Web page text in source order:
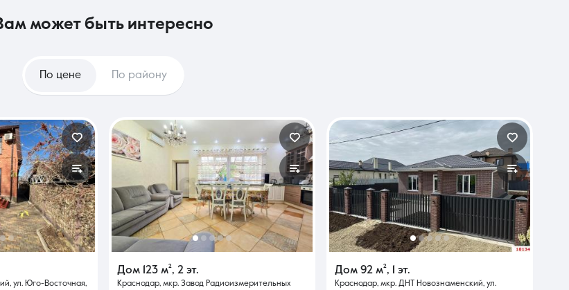
вам может быть интересно
По цене По району
ул. Юго-Восточная,
Дом 123 м², 2 эт.
Краснодар, мкр. Завод Радиоизмерительных
Дом 92 м², 1 эт.
Краснодар, мкр. ДНТ Новознаменский, ул.